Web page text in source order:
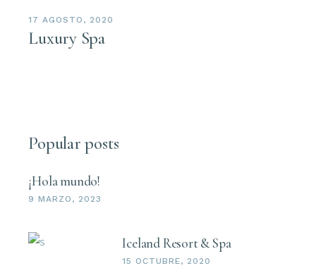
17 AGOSTO, 2020
Luxury Spa
Popular posts
¡Hola mundo!
9 MARZO, 2023
Iceland Resort & Spa
15 OCTUBRE, 2020